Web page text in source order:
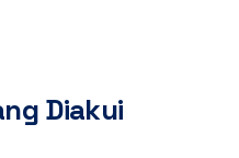
Diakui